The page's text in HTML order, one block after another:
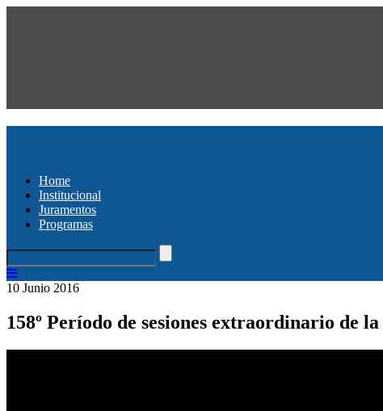
Home
Institucional
Juramentos
Programas
10 Junio 2016
158º Período de sesiones extraordinario de